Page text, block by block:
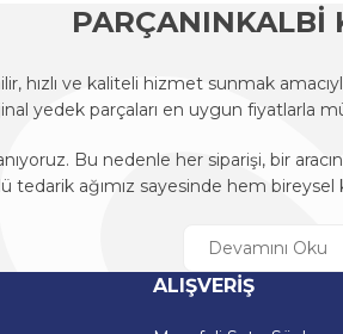
Yorum Yaz
Soru Sor
Gönder
Deneyimini
PARÇANINKALBİ
hızlı ve kaliteli hizmet sunmak
yedek parçaları en uygun fiyatlarla
Bu nedenle her siparişi, bir
ağımız sayesinde hem bireysel
hızlı ve kaliteli hizmet sunmak
Bu nedenle her siparişi, bir
ALIŞVERİŞ